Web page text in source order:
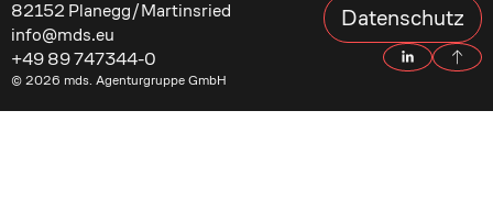
82152 Planegg/Martinsried
info@mds.eu
+49 89 747344-0
Datenschutz
© 2026 mds. Agenturgruppe GmbH